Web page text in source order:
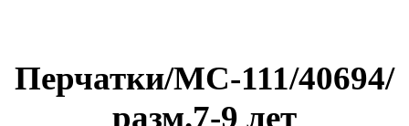
Перчатки/МС-111/40694/
разм.7-9 лет